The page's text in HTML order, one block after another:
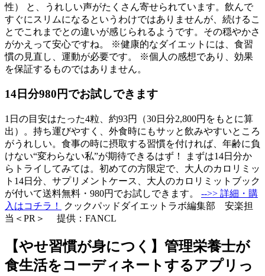
性） と、うれしい声がたくさん寄せられています。飲んで
すぐにスリムになるというわけではありませんが、続けるこ
とでこれまでとの違いが感じられるようです。その穏やかさ
がかえって安心ですね。 ※健康的なダイエットには、食習
慣の見直し、運動が必要です。 ※個人の感想であり、効果
を保証するものではありません。
14日分980円でお試しできます
1日の目安はたった4粒、約93円（30日分2,800円をもとに算
出）。持ち運びやすく、外食時にもサッと飲みやすいところ
がうれしい。食事の時に摂取する習慣を付ければ、年齢に負
けない“変わらない私”が期待できるはず！ まずは14日分か
らトライしてみては。初めての方限定で、大人のカロリミッ
ト14日分、サプリメントケース、大人のカロリミットブック
が付いて送料無料・980円でお試しできます。 -->> 詳細・購
入はコチラ！
クックパッドダイエットラボ編集部 安楽担
当＜PR＞ 提供：FANCL
【やせ習慣が身につく】管理栄養士が
食生活をコーディネートするアプリっ